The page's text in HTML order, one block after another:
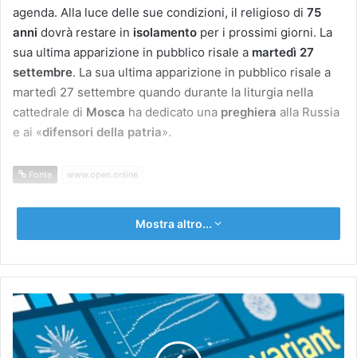
agenda. Alla luce delle sue condizioni, il religioso di 75
anni dovrà restare in isolamento per i prossimi giorni. La
sua ultima apparizione in pubblico risale a martedì 27
settembre. La sua ultima apparizione in pubblico risale a
martedì 27 settembre quando durante la liturgia nella
cattedrale di Mosca ha dedicato una preghiera alla Russia
e ai «difensori della patria».
Fonte www.open.online
Mostra altro...
Covid
oggi
Lazio,
3.086